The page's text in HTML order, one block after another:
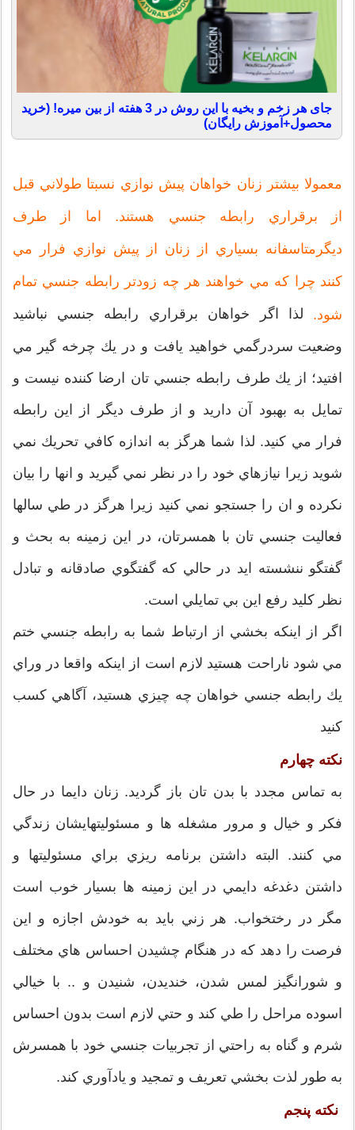
جای هر زخم و بخیه با این روش در 3 هفته از بین میره! (خرید
محصول+آموزش رایگان)
معمولا بيشتر زنان خواهان پيش نوازي نسبتا طولاني قبل
از برقراري رابطه جنسي هستند. اما از طرف
ديگرمتاسفانه بسياري از زنان از پيش نوازي فرار مي
كنند چرا كه مي خواهند هر چه زودتر رابطه جنسي تمام
شود. لذا اگر خواهان برقراري رابطه جنسي نباشيد
وضعيت سردرگمي خواهيد يافت و در يك چرخه گير مي
افتيد؛ از يك طرف رابطه جنسي تان ارضا كننده نيست و
تمايل به بهبود آن داريد و از طرف ديگر از اين رابطه
فرار مي كنيد. لذا شما هرگز به اندازه كافي تحريك نمي
شويد زيرا نيازهاي خود را در نظر نمي گيريد و انها را بيان
نكرده و ان را جستجو نمي كنيد زيرا هرگز در طي سالها
فعاليت جنسي تان با همسرتان، در اين زمينه به بحث و
گفتگو ننشسته ايد در حالي كه گفتگوي صادقانه و تبادل
نظر كليد رفع اين بي تمايلي است.
اگر از اينكه بخشي از ارتباط شما به رابطه جنسي ختم
مي شود ناراحت هستيد لازم است از اينكه واقعا در وراي
يك رابطه جنسي خواهان چه چيزي هستيد، آگاهي كسب
كنيد
نكته چهارم
به تماس مجدد با بدن تان باز گرديد. زنان دايما در حال
فكر و خيال و مرور مشغله ها و مسئوليتهايشان زندگي
مي كنند. البته داشتن برنامه ريزي براي مسئوليتها و
داشتن دغدغه دايمي در اين زمينه ها بسيار خوب است
مگر در رختخواب. هر زني بايد به خودش اجازه و اين
فرصت را دهد كه در هنگام چشيدن احساس هاي مختلف
و شورانگيز لمس شدن، خنديدن، شنيدن و .. با خيالي
اسوده مراحل را طي كند و حتي لازم است بدون احساس
شرم و گناه به راحتي از تجربيات جنسي خود با همسرش
به طور لذت بخشي تعريف و تمجيد و يادآوري كند.
نكته پنجم